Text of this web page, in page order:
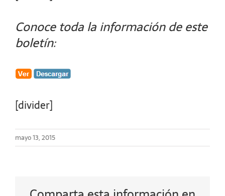
Conoce toda la información de este
boletín:
[divider]
mayo 13, 2015